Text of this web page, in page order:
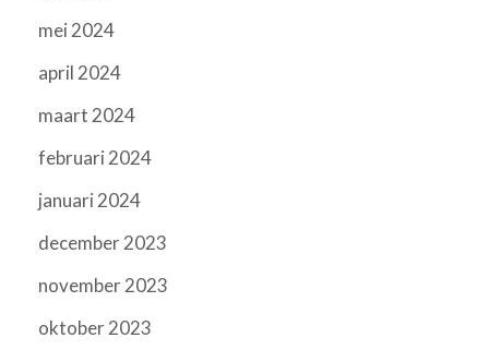
mei 2024
april 2024
maart 2024
februari 2024
januari 2024
december 2023
november 2023
oktober 2023